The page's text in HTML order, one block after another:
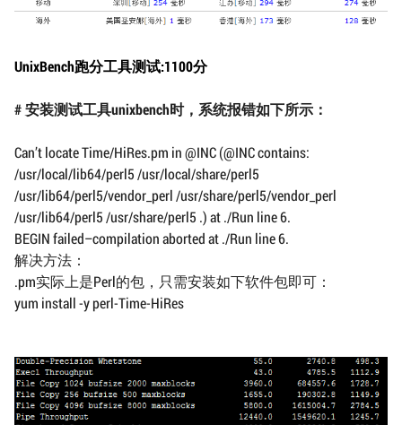
UnixBench跑分工具测试:1100分
# 安装测试工具unixbench时，系统报错如下所示：
Can’t locate Time/HiRes.pm in @INC (@INC contains:
/usr/local/lib64/perl5 /usr/local/share/perl5
/usr/lib64/perl5/vendor_perl /usr/share/perl5/vendor_perl
/usr/lib64/perl5 /usr/share/perl5 .) at ./Run line 6.
BEGIN failed–compilation aborted at ./Run line 6.
解决方法：
.pm实际上是Perl的包，只需安装如下软件包即可：
yum install -y perl-Time-HiRes